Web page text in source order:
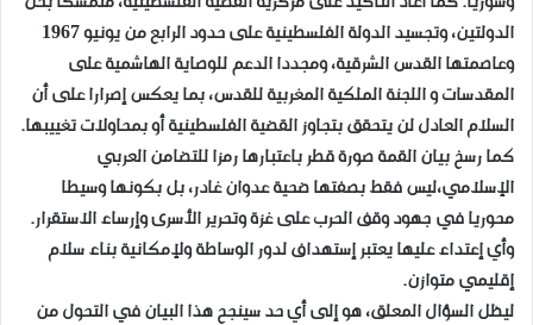
الدولتين، وتجسيد الدولة الفلسطينية على حدود الرابع من يونيو 1967
وعاصمتها القدس الشرقية، ومجددا الدعم للوصاية الهاشمية على
المقدسات و اللجنة الملكية المغربية للقدس، بما يعكس إصرارا على أن
السلام العادل لن يتحقق بتجاوز القضية الفلسطينية أو بمحاولات تغييبها.
كما رسخ بيان القمة صورة قطر باعتبارها رمزا للتضامن العربي
الإسلامي،ليس فقط بصفتها ضحية عدوان غادر، بل بكونها وسيطا
محوريا في جهود وقف الحرب على غزة وتحرير الأسرى وإرساء الاستقرار.
وأي إعتداء عليها يعتبر إستهداف لدور الوساطة ولإمكانية بناء سلام
إقليمي متوازن.
ليظل السؤال المعلق، هو إلى أي حد سينجح هذا البيان في التحول من